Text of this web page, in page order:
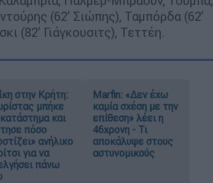
(62’ Σιώπης), Ταμπόρδα (62’
(82’ Γιάγκουσιτς), Τεττέη.
στην Κρήτη:
μπήκε
και
πόσο
ανήλικο
για να
πάνω
Marfin: «Δεν έχω
καμία σχέση με την
επίθεση» λέει η
46χρονη - Τι
αποκάλυψε στους
αστυνομικούς